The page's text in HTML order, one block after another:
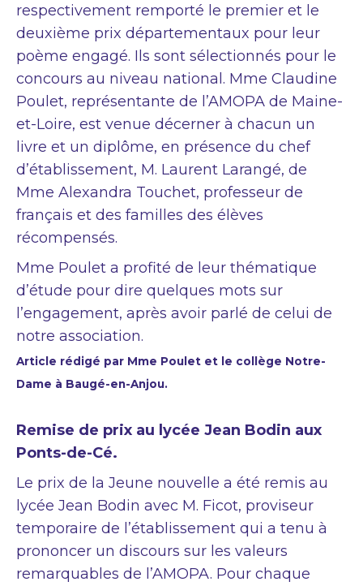
respectivement remporté le premier et le
deuxième prix départementaux pour leur
poème engagé. Ils sont sélectionnés pour le
concours au niveau national. Mme Claudine
Poulet, représentante de l’AMOPA de Maine-
et-Loire, est venue décerner à chacun un
livre et un diplôme, en présence du chef
d’établissement, M. Laurent Larangé, de
Mme Alexandra Touchet, professeur de
français et des familles des élèves
récompensés.
Mme Poulet a profité de leur thématique
d’étude pour dire quelques mots sur
l’engagement, après avoir parlé de celui de
notre association.
Article rédigé par Mme Poulet et le collège Notre-
Dame à Baugé-en-Anjou.
Remise de prix au lycée Jean Bodin aux
Ponts-de-Cé.
Le prix de la Jeune nouvelle a été remis au
lycée Jean Bodin avec M. Ficot, proviseur
temporaire de l’établissement qui a tenu à
prononcer un discours sur les valeurs
remarquables de l’AMOPA. Pour chaque